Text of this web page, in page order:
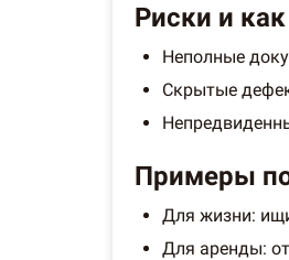
Риски и
Неполные
Скрытые
Примеры
Для жизни:
Для аренды: